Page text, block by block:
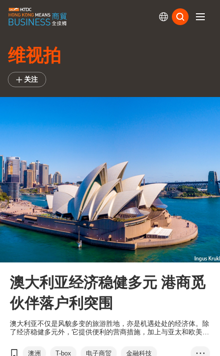
维视拍
关注
澳大利亚经济稳健多元 港商觅
伙伴落户利突围
澳大利亚不仅是风貌多变的旅游胜地，亦是机遇处处的经济体。除
了经济稳健多元外，它提供便利的营商措施，加上与亚太和欧美各
澳洲 T-box 电子商贸
金融科技
• • •